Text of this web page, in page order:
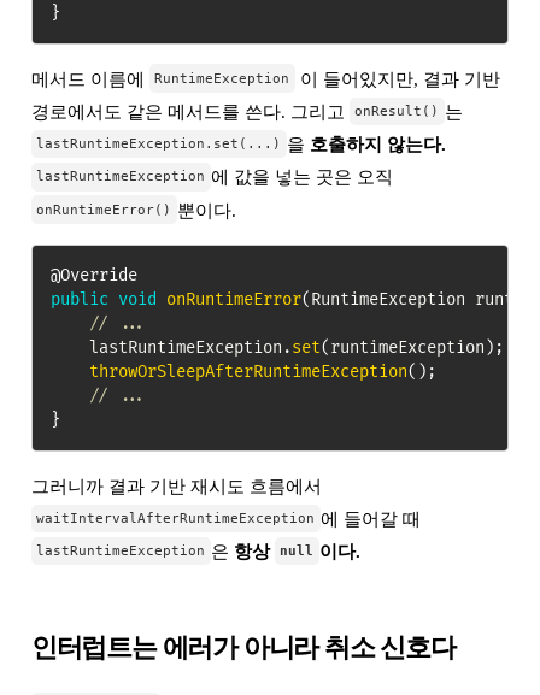
}
메서드 이름에 RuntimeException
이 들어있지만, 결과 기반
경로에서도 같은 메서드를 쓴다. 그리고
onResult() 는
lastRuntimeException.set(...) 을 호출하지 않는다.
lastRuntimeException 에 값을 넣는 곳은 오직
onRuntimeError() 뿐이다.
@Override
public void onRuntimeError(RuntimeException
// ...
    lastRuntimeException
.set(runtimeException ) ;
throwOrSleepAfterRuntimeException( ) ;
// ...
}
그러니까 결과 기반 재시도 흐름에서
waitIntervalAfterRuntimeException 에 들어갈 때
lastRuntimeException 은 항상 null 이다.
인터럽트는 에러가 아니라 취소 신호다